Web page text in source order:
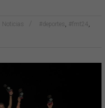
Noticias #deportes, #fmt24,